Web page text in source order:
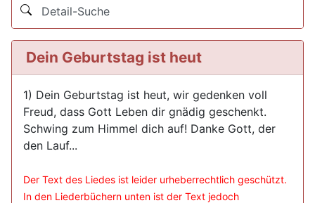
Detail-Suche
Dein Geburtstag ist heut
1) Dein Geburtstag ist heut, wir gedenken voll
Freud, dass Gott Leben dir gnädig geschenkt.
Schwing zum Himmel dich auf! Danke Gott, der
den Lauf...
Der Text des Liedes ist leider urheberrechtlich geschützt.
In den Liederbüchern unten ist der Text jedoch